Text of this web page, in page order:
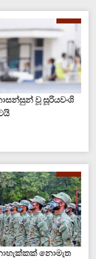
වූ සූරියවංශි
නොමැත​